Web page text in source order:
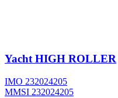
YachtHIGH ROLLER
IMO 232024205
MMSI 232024205